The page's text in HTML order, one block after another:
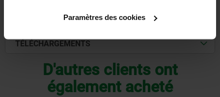
Paramètres des cookies
TÉLÉCHARGEMENTS
D'autres clients ont
également acheté